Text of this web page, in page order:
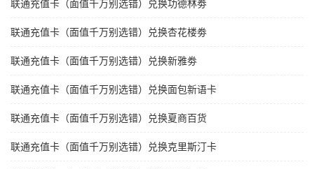
联通充值卡（面值千万别选错）兑换功德林劵
联通充值卡（面值千万别选错）兑换杏花楼劵
联通充值卡（面值千万别选错）兑换新雅劵
联通充值卡（面值千万别选错）兑换面包新语卡
联通充值卡（面值千万别选错）兑换夏商百货
联通充值卡（面值千万别选错）兑换克里斯汀卡